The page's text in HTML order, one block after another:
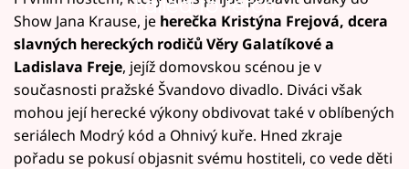
Show Jana Krause, je herečka Kristýna Frejová, dcera
slavných hereckých rodičů Věry Galatíkové a
Ladislava Freje, jejíž domovskou scénou je v
současnosti pražské Švandovo divadlo. Diváci však
mohou její herecké výkony obdivovat také v oblíbených
seriálech Modrý kód a Ohnivý kuře. Hned zkraje
pořadu se pokusí objasnit svému hostiteli, co vede děti